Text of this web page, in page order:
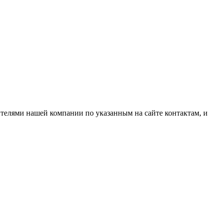
нашей компании по указанным на сайте контактам, и